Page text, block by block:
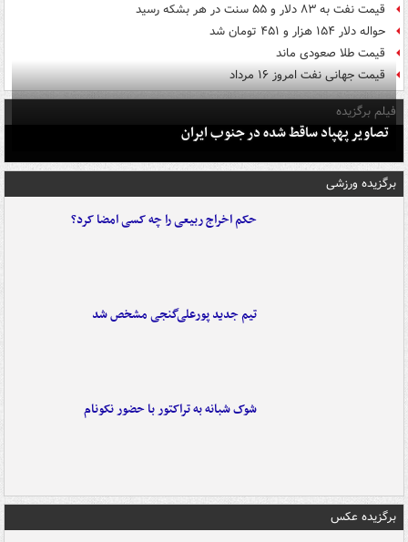
قیمت نفت به ۸۳ دلار و ۵۵ سنت در هر بشکه رسید
حواله دلار ۱۵۴ هزار و ۴۵۱ تومان شد
قیمت طلا صعودی ماند
قیمت جهانی نفت امروز ۱۶ مرداد
فیلم برگزیده
تصاویر پهپاد ساقط شده در جنوب ایران
برگزیده ورزشی
حکم اخراج ربیعی را چه کسی امضا کرد؟
تیم جدید پورعلی‌گنجی مشخص شد
شوک شبانه به تراکتور با حضور نکونام
برگزیده عکس